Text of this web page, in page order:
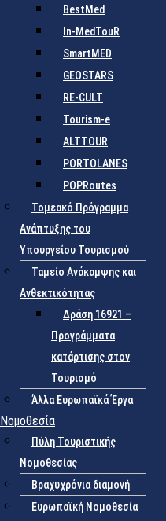
BestMed
In-MedTouR
SmartMED
GEOSTARS
RE-CULT
Tourism-e
ALTTOUR
PORTOLANES
POPRoutes
Τομεακό Πρόγραμμα
Ανάπτυξης του
Υπουργείου Τουρισμού
Ταμείο Ανάκαμψης και
Ανθεκτικότητας
Δράση 16921 –
Προγράμματα
κατάρτισης στον
Τουρισμό
Άλλα Ευρωπαϊκά Έργα
Νομοθεσία
Πύλη Τουριστικής
Νομοθεσίας
Βραχυχρόνια διαμονή
Ευρωπαϊκή Νομοθεσία